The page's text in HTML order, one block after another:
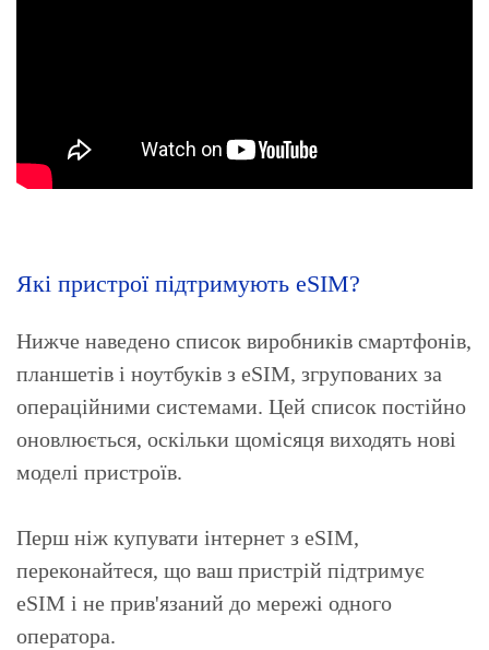
Які пристрої підтримують eSIM?
Нижче наведено список виробників смартфонів,
планшетів і ноутбуків з eSIM, згрупованих за
операційними системами. Цей список постійно
оновлюється, оскільки щомісяця виходять нові
моделі пристроїв.
Перш ніж купувати інтернет з eSIM,
переконайтеся, що ваш пристрій підтримує
eSIM і не прив'язаний до мережі одного
оператора.